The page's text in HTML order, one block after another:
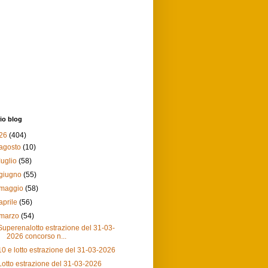
blog
(404)
(10)
luglio(58)
(55)
(58)
(56)
(54)
estrazione del 31-03-
2026 concorso n...
e lotto estrazione del 31-03-2026
estrazione del 31-03-2026